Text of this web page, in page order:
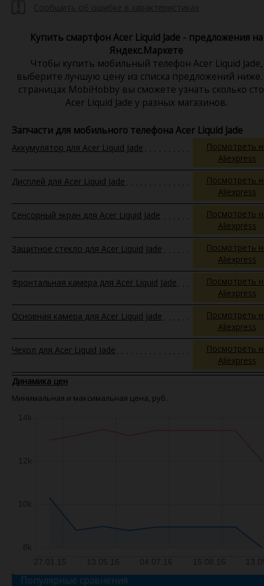
Купить смартфон Acer Liquid Jade - предложения на
Яндекс.Маркете
Чтобы купить мобильный телефон Acer Liquid Jade,
выберите лучшую цену из списка предложений
страницах MobiHobby вы сможете узнать сколько
Acer Liquid Jade у разных магазинов.
Запчасти для мобильного телефона Acer Liquid Jade
Аккумулятор для Acer Liquid Jade
Посмотреть
Aliexpress
Дисплей для Acer Liquid Jade
Посмотреть
Aliexpress
Сенсорный экран для Acer Liquid Jade
Посмотреть
Aliexpress
Защитное стекло для Acer Liquid Jade
Посмотреть
Aliexpress
Фронтальная камера для Acer Liquid Jade
Посмотреть
Aliexpress
Основная камера для Acer Liquid Jade
Посмотреть
Aliexpress
Чехол для Acer Liquid Jade
Посмотреть
Aliexpress
Динамика цен
Минимальная и максимальная цена, руб.
Популярные сравнения